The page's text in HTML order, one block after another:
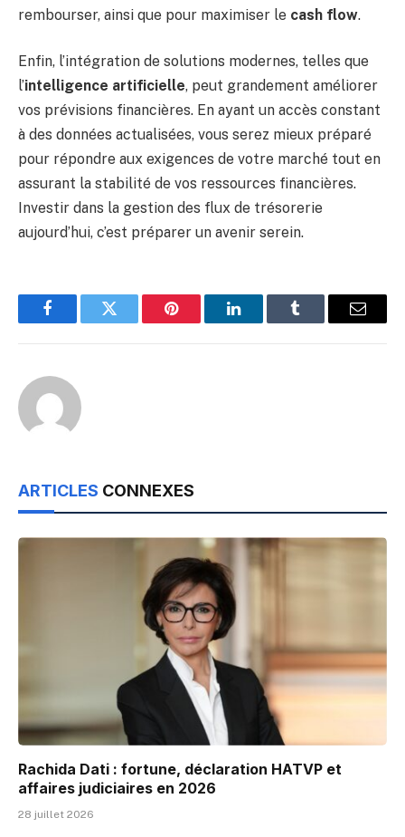
rembourser, ainsi que pour maximiser le cash flow.
Enfin, l’intégration de solutions modernes, telles que
l’intelligence artificielle, peut grandement améliorer
vos prévisions financières. En ayant un accès constant
à des données actualisées, vous serez mieux préparé
pour répondre aux exigences de votre marché tout en
assurant la stabilité de vos ressources financières.
Investir dans la gestion des flux de trésorerie
aujourd’hui, c’est préparer un avenir serein.
FacebookTwitter Pinterest LinkedInTumblr Email
ARTICLES CONNEXES
Rachida Dati : fortune, déclaration HATVP et
affaires judiciaires en 2026
28 juillet 2026